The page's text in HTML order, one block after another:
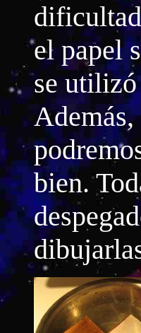
el papel
se utilizó
Además,
bien.